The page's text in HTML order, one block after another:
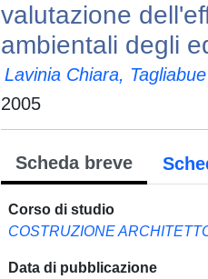
valutazione
ambientali degli
Lavinia Chiara, Tagliabue
2005
Scheda breve
Corso di studio
COSTRUZIONE
Data di pubblicazione